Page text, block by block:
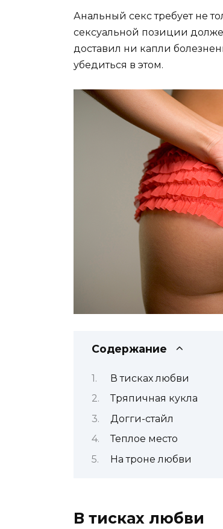
Анальный секс требует не
сексуальной позиции
доставил ни капли
убедиться в этом.
Содержание
В тисках любви
Тряпичная кукла
Догги-стайл
Теплое место
На троне любви
В тисках любви